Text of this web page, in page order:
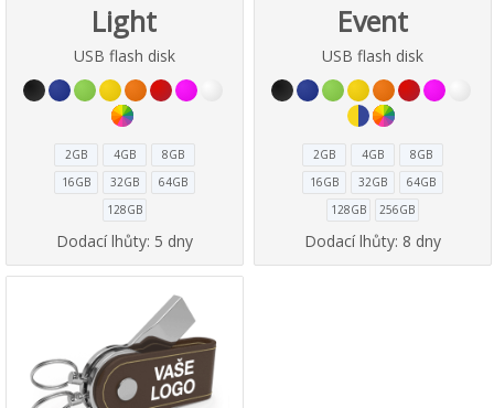
Light
USB flash disk
2GB 4GB
8GB
16GB
32GB
64GB
128GB
Dodací lhůty: 5 dny
Event
USB flash disk
2GB 4GB
8GB
16GB
32GB
64GB
128GB
256GB
Dodací lhůty: 8 dny